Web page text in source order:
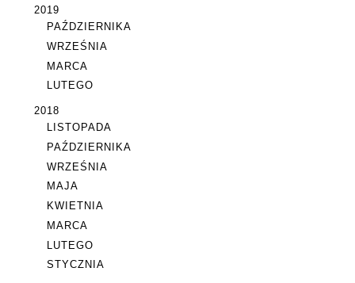
2019
PAŹDZIERNIKA
WRZEŚNIA
MARCA
LUTEGO
2018
LISTOPADA
PAŹDZIERNIKA
WRZEŚNIA
MAJA
KWIETNIA
MARCA
LUTEGO
STYCZNIA